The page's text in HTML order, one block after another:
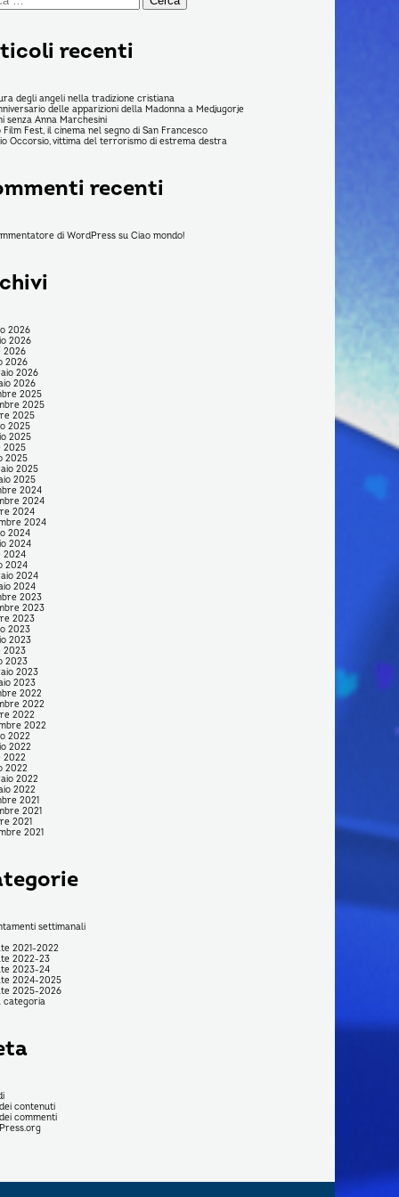
recenti
degli angeli nella tradizione cristiana
delle apparizioni della Madonna a Medjugorje
senza Anna Marchesini
Film Fest, il cinema nel segno di San Francesco
Occorsio, vittima del terrorismo di estrema destra
recenti
di WordPresssu Ciao mondo!
2026
2026
2026
2026
2026
2026
2025
2025
2025
2025
2025
2025
2025
2025
2025
2024
2024
2024
2024
2024
2024
2024
2024
2024
2024
2023
2023
2023
2023
2023
2023
2023
2023
2023
2022
2022
2022
2022
2022
2022
2022
2022
2022
2022
2021
2021
2021
2021
settimanali
2021-2022
2022-23
2023-24
2024-2025
2025-2026
categoria
contenuti
commenti